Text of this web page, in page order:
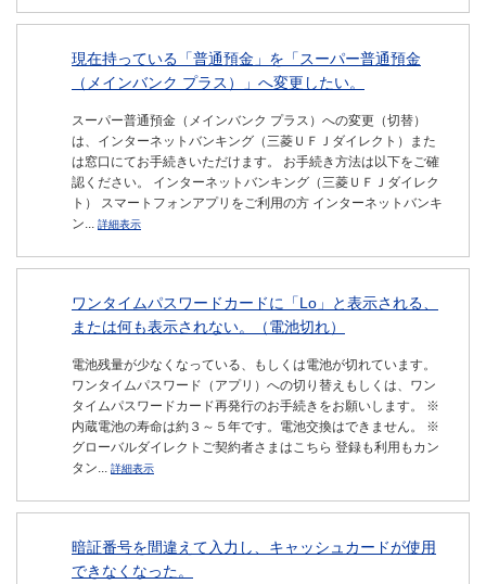
現在持っている「普通預金」を「スーパー普通預金
（メインバンク プラス）」へ変更したい。
スーパー普通預金（メインバンク プラス）への変更（切替）
は、インターネットバンキング（三菱ＵＦＪダイレクト）また
は窓口にてお手続きいただけます。 お手続き方法は以下をご確
認ください。 インターネットバンキング（三菱ＵＦＪダイレク
ト） スマートフォンアプリをご利用の方 インターネットバンキ
ン... 詳細表示
ワンタイムパスワードカードに「Lo」と表示される、
または何も表示されない。（電池切れ）
電池残量が少なくなっている、もしくは電池が切れています。
ワンタイムパスワード（アプリ）への切り替えもしくは、ワン
タイムパスワードカード再発行のお手続きをお願いします。 ※
内蔵電池の寿命は約３～５年です。電池交換はできません。 ※
グローバルダイレクトご契約者さまはこちら 登録も利用もカン
タン... 詳細表示
暗証番号を間違えて入力し、キャッシュカードが使用
できなくなった。